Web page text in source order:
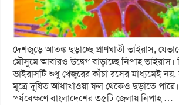
দেশজুড়ে আতঙ্ক ছড়াচ্ছে প্রাণঘাতী ভাইরাস,
মৌসুমে আবারও উদ্বেগ বাড়াচ্ছে নিপাহ ভাইরাস।
ভাইরাসটি শুধু খেজুরের কাঁচা রসের মাধ্যমেই নয়,
মূত্রে দূষিত আধাখাওয়া ফল থেকেও ছড়াতে পারে।
পর্যবেক্ষণে বাংলাদেশের ৩৫টি জেলায় নিপাহ …